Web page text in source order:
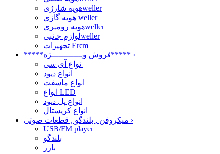
هویه شارژیweller
هویه گازی weller
هویه رومیزیweller
لوازم جانبیweller
تجهیزات Erem
*****فروش ویــــــــــــژه***** ›
انواع آی سی
انواع دیود
انواع ماسفت
انواع LED
انواع پل دیود
انواع کریستال
›
USB/FM player
بلندگو
بازر